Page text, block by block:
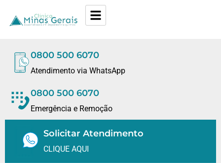
0800 500 6070
Atendimento via WhatsApp
0800 500 6070
Emergência e Remoção
Solicitar Atendimento
CLIQUE AQUI